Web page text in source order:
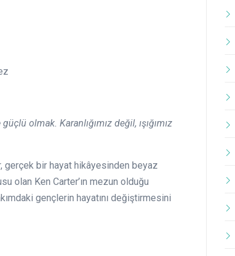
olmak. Karanlığımız değil, ışığımız
gerçek bir hayat hikâyesinden beyaz
olan Ken Carter’ın mezun olduğu
gençlerin hayatını değiştirmesini